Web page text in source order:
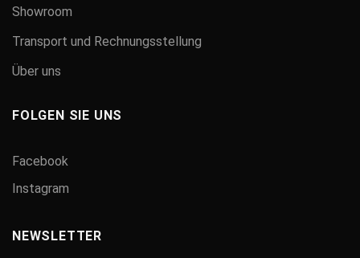
Showroom
Transport und Rechnungsstellung
Über uns
FOLGEN SIE UNS
Facebook
Instagram
NEWSLETTER